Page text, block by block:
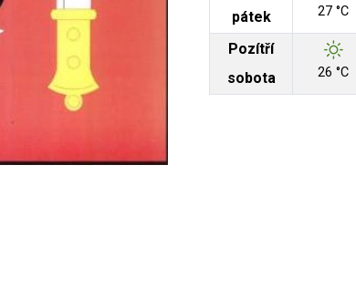
pátek
27 °C
Pozítří
sobota
26 °C